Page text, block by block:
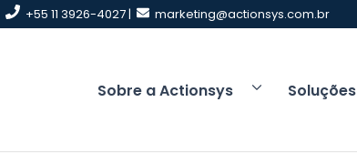
+55 11 3926-4027 | marketing@actionsys.com.br
Sobre a Actionsys Soluções